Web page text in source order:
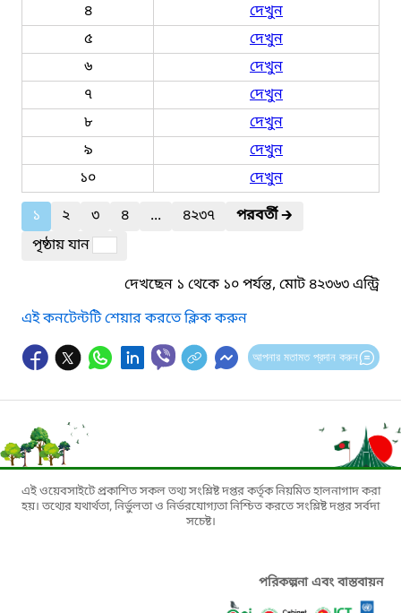
৪
দেখুন
৫
দেখুন
৬
দেখুন
৭
দেখুন
৮
দেখুন
৯
দেখুন
১০
দেখুন
১
২ ৩ ৪ ... ৪২৩৭ পরবর্তী🡲
পৃষ্ঠায় যান
দেখছেন ১ থেকে ১০ পর্যন্ত, মোট ৪২৩৬৩ এন্ট্রি
এই কনটেন্টটি শেয়ার করতে ক্লিক করুন
আপনার মতামত প্রদান করুন
এই ওয়েবসাইটে প্রকাশিত সকল তথ্য সংশ্লিষ্ট দপ্তর কর্তৃক নিয়মিত হালনাগাদ করা
হয়। তথ্যের যথার্থতা, নির্ভুলতা ও নির্ভরযোগ্যতা নিশ্চিত করতে সংশ্লিষ্ট দপ্তর সর্বদা
সচেষ্ট।
পরিকল্পনা এবং বাস্তবায়ন